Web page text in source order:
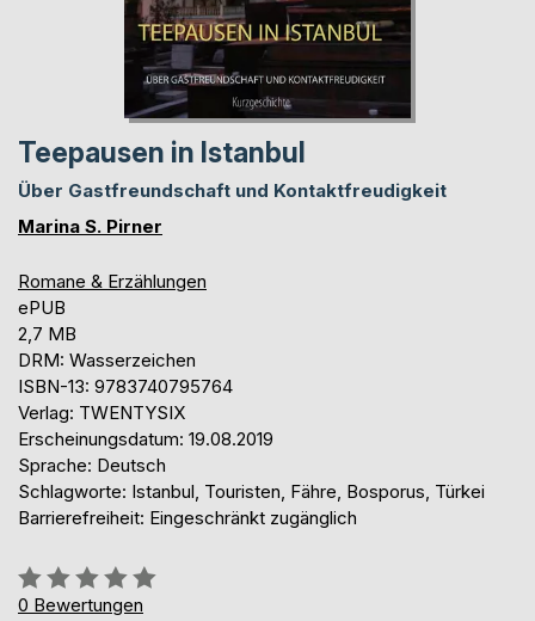
Teepausen in Istanbul
Über Gastfreundschaft und Kontaktfreudigkeit
Marina S. Pirner
Romane & Erzählungen
ePUB
2,7 MB
DRM: Wasserzeichen
ISBN-13: 9783740795764
Verlag: TWENTYSIX
Erscheinungsdatum: 19.08.2019
Sprache: Deutsch
Schlagworte: Istanbul, Touristen, Fähre, Bosporus, Türkei
Barrierefreiheit: Eingeschränkt zugänglich
Bewertung::
0%
0 Bewertungen